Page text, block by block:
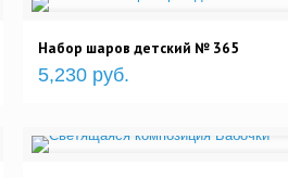
Набор шаров детский № 365
5,230 руб.